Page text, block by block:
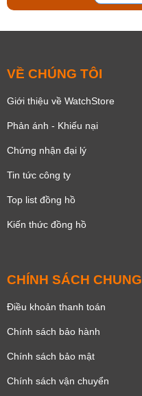
VỀ CHÚNG TÔI
Giới thiệu về WatchStore
Phản ánh - Khiếu nại
Chứng nhận đại lý
Tin tức công ty
Top list đồng hồ
Kiến thức đồng hồ
CHÍNH SÁCH CHUNG
Điều khoản thanh toán
Chính sách bảo hành
Chính sách bảo mật
Chính sách vận chuyển